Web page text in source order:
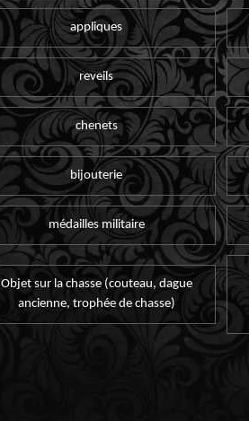
appliques
reveils
chenets
bijouterie
médailles militaire
Objet sur la chasse (couteau, dague
ancienne, trophée de chasse)